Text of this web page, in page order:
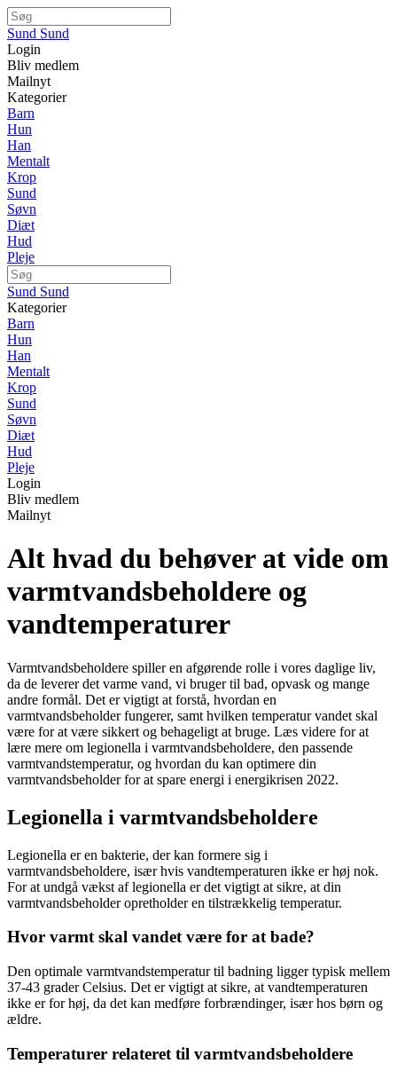
Sund Sund
Login
Bliv medlem
Mailnyt
Kategorier
Barn
Hun
Han
Mentalt
Krop
Sund
Søvn
Diæt
Hud
Pleje
Sund Sund
Kategorier
Barn
Hun
Han
Mentalt
Krop
Sund
Søvn
Diæt
Hud
Pleje
Login
Bliv medlem
Mailnyt
Alt hvad du behøver at vide om
varmtvandsbeholdere og
vandtemperaturer
Varmtvandsbeholdere spiller en afgørende rolle i vores daglige liv,
da de leverer det varme vand, vi bruger til bad, opvask og mange
andre formål. Det er vigtigt at forstå, hvordan en
varmtvandsbeholder fungerer, samt hvilken temperatur vandet skal
være for at være sikkert og behageligt at bruge. Læs videre for at
lære mere om legionella i varmtvandsbeholdere, den passende
varmtvandstemperatur, og hvordan du kan optimere din
varmtvandsbeholder for at spare energi i energikrisen 2022.
Legionella i varmtvandsbeholdere
Legionella er en bakterie, der kan formere sig i
varmtvandsbeholdere, især hvis vandtemperaturen ikke er høj nok.
For at undgå vækst af legionella er det vigtigt at sikre, at din
varmtvandsbeholder opretholder en tilstrækkelig temperatur.
Hvor varmt skal vandet være for at bade?
Den optimale varmtvandstemperatur til badning ligger typisk mellem
37-43 grader Celsius. Det er vigtigt at sikre, at vandtemperaturen
ikke er for høj, da det kan medføre forbrændinger, især hos børn og
ældre.
Temperaturer relateret til varmtvandsbeholdere